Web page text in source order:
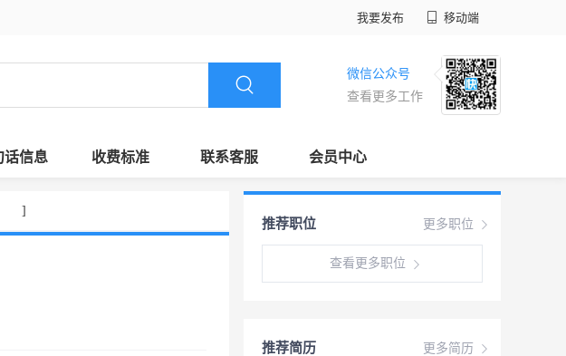
我要发布 移动端
微信公众号
查看更多工作
话信息 收费标准 联系客服 会员中心
]
更多职位
推荐职位
查看更多职位
更多简历
推荐简历